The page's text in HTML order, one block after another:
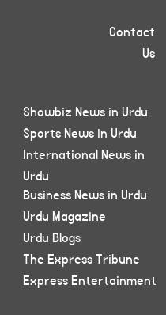
Contact
Us
Showbiz News in Urdu
Sports News in Urdu
International News in
Urdu
Business News in Urdu
Urdu Magazine
Urdu Blogs
The Express Tribune
Express Entertainment